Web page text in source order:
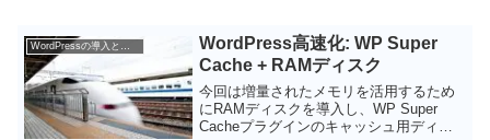
WordPress高速化: WP Super
Cache + RAMディスク
今回は増量されたメモリを活用するため
にRAMディスクを導入し、WP Super
Cacheプラグインのキャッシュ用ディレ